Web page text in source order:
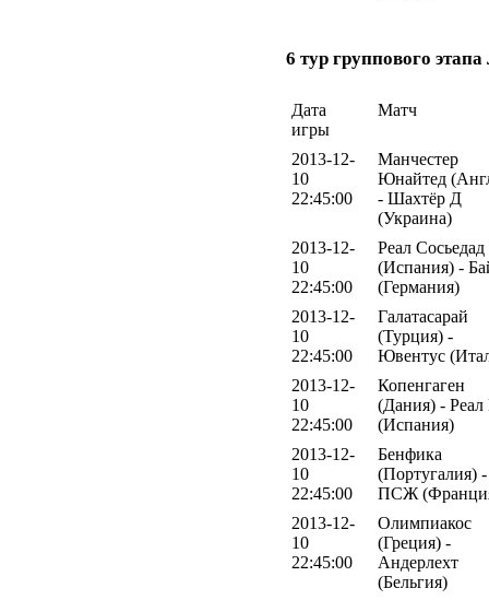
6 тур группового
Дата
игры
Матч
2013-12-
10
22:45:00
Манчестер
Юнайтед
- Шахтёр Д
(Украина)
2013-12-
10
22:45:00
Реал Сосьедад
(Испания) -
(Германия)
2013-12-
10
22:45:00
Галатасарай
(Турция) -
Ювентус
2013-12-
10
22:45:00
Копенгаген
(Дания) -
(Испания)
2013-12-
10
22:45:00
Бенфика
(Португалия) -
ПСЖ
2013-12-
10
22:45:00
Олимпиакос
(Греция) -
Андерлехт
(Бельгия)